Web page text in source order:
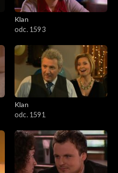
Klan
odc. 1593
Klan
odc. 1591